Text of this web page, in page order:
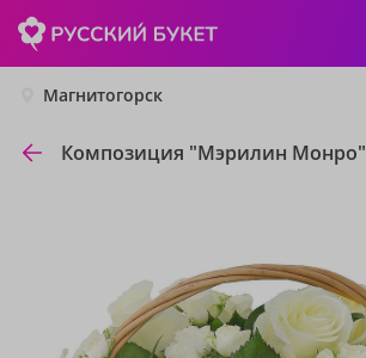
Магнитогорск
Композиция "Мэрилин Монро"